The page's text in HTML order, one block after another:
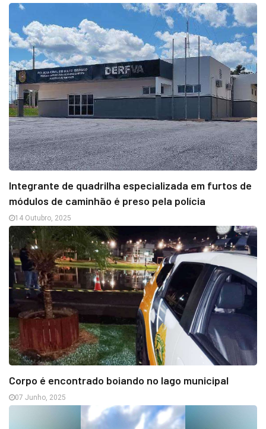
Integrante de quadrilha especializada em furtos de
módulos de caminhão é preso pela polícia
14 Outubro, 2025
Corpo é encontrado boiando no lago municipal
07 Junho, 2025